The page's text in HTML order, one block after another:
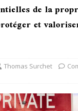
de la
et
Thomas Surchet